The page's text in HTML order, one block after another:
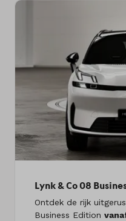
Lynk & Co 08
Ontdek de rijk
Business Edition